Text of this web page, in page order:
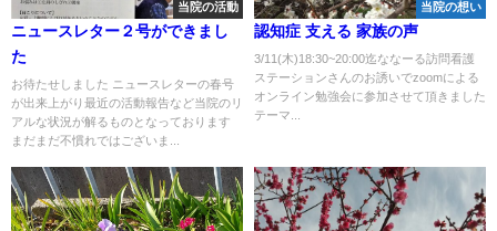
当院の活動
ニュースレター２号ができまし
た
お待たせしました ニュースレターの春号
が出来上がり最近の活動報告など当院のリ
アルな状況が解るものとなっております
まだまだ不慣れではございま...
当院の想い
認知症 支える 家族の声
3/11(木)18:30~20:00迄ななーる訪問看護
ステーションさんのお誘いでzoomによる
オンライン勉強会に参加させて頂きました
テーマ...